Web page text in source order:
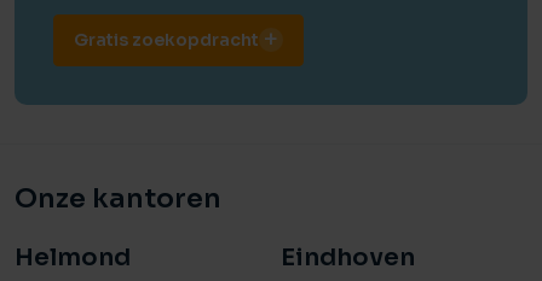
Gratis zoekopdracht
Onze kantoren
Helmond Eindhoven